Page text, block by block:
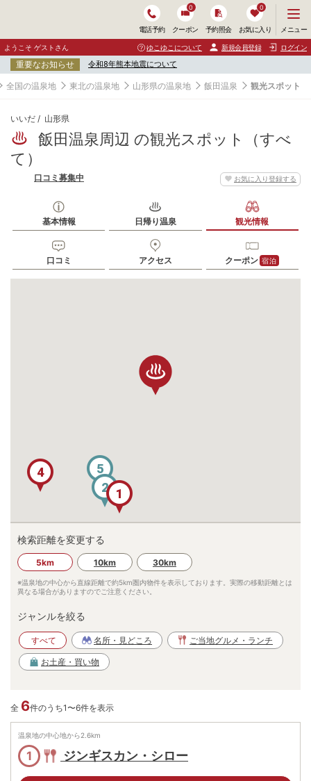
電話予約 クーポン
0
予約照会 お気に入り
0
ニ
ュ
ー
開
く
メニュー
ようこそ ゲストさん ゆこゆこについて 新規会員登録 ログイン
重要なお知らせ 令和8年熊本地震について
全国の温泉地 東北の温泉地 山形県の温泉地 飯田温泉 観光スポット
いいだ 山形県
飯田温泉周辺 の観光スポット（すべ
て）
お気に入り登録する
口コミ募集中
基本情報 日帰り温泉 観光情報
口コミ アクセス クーポン 宿泊
1
4
2
5
6
3
検索距離を変更する
5km 10km 30km
※温泉地の中心から直線距離で約5km圏内物件を表示しております。実際の移動距離とは
異なる場合がありますのでご注意ください。
ジャンルを絞る
すべて 名所・見どころ ご当地グルメ・ランチ
お土産・買い物
全 6件のうち1〜6件を表示
温泉地の中心地から2.6km
1 ジンギスカン・シロー